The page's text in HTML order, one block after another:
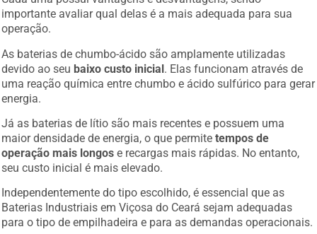
importante avaliar qual delas é a mais adequada para sua
operação.
As baterias de chumbo-ácido são amplamente utilizadas
devido ao seu baixo custo inicial. Elas funcionam através de
uma reação química entre chumbo e ácido sulfúrico para gerar
energia.
Já as baterias de lítio são mais recentes e possuem uma
maior densidade de energia, o que permitetempos de
operação mais longos e recargas mais rápidas. No entanto,
seu custo inicial é mais elevado.
Independentemente do tipo escolhido, é essencial que as
Baterias Industriais em Viçosa do Ceará sejam adequadas
para o tipo de empilhadeira e para as demandas operacionais.